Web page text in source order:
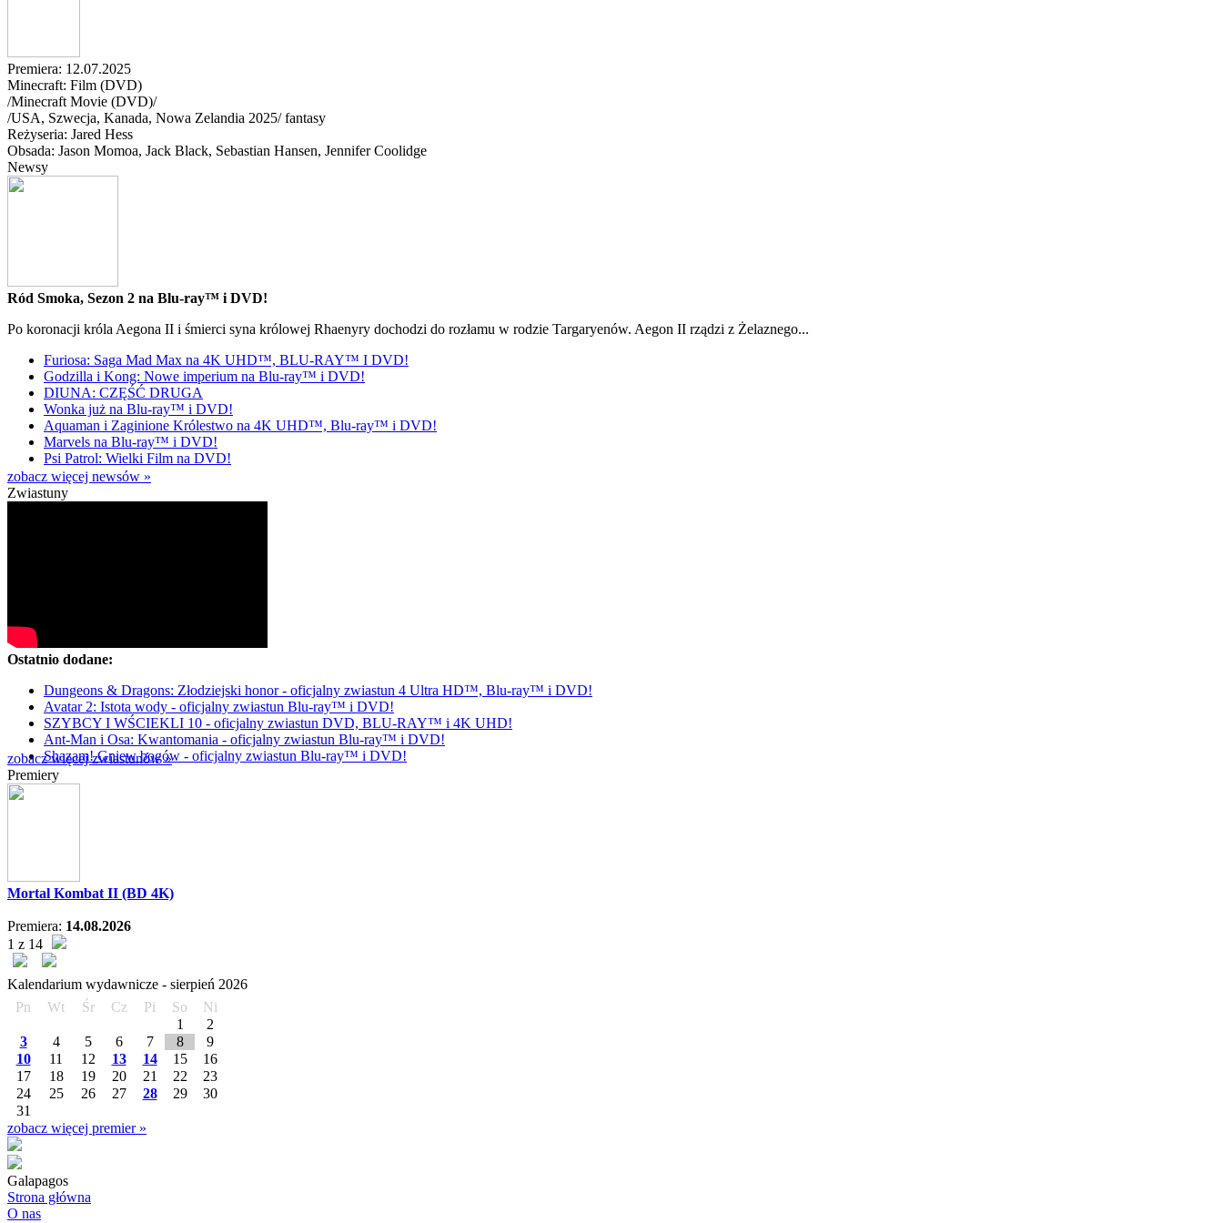
Premiera: 12.07.2025
Minecraft: Film (DVD)
/Minecraft Movie (DVD)/
/USA, Szwecja, Kanada, Nowa Zelandia 2025/fantasy
Reżyseria: Jared Hess
Obsada: Jason Momoa, Jack Black, Sebastian Hansen, Jennifer Coolidge
Newsy
Ród Smoka, Sezon 2 na Blu-ray™ i DVD!
Po koronacji króla Aegona II i śmierci syna królowej Rhaenyry dochodzi do rozłamu w rodzie Targaryenów. Aegon II rządzi z Żelaznego...
Furiosa: Saga Mad Max na 4K UHD™, BLU-RAY™ I DVD!
Godzilla i Kong: Nowe imperium na Blu-ray™ i DVD!
DIUNA: CZĘŚĆ DRUGA
Wonka już na Blu-ray™ i DVD!
Aquaman i Zaginione Królestwo na 4K UHD™, Blu-ray™ i DVD!
Marvels na Blu-ray™ i DVD!
Psi Patrol: Wielki Film na DVD!
zobacz więcej newsów »
Zwiastuny
Ostatnio dodane:
Dungeons & Dragons: Złodziejski honor - oficjalny zwiastun 4 Ultra HD™, Blu-ray™ i DVD!
Avatar 2: Istota wody - oficjalny zwiastun Blu-ray™ i DVD!
SZYBCY I WŚCIEKLI 10 - oficjalny zwiastun DVD, BLU-RAY™ i 4K UHD!
Ant-Man i Osa: Kwantomania - oficjalny zwiastun Blu-ray™ i DVD!
Shazam! Gniew bogów - oficjalny zwiastun Blu-ray™ i DVD!
zobacz więcej zwiastunów »
Premiery
Mortal Kombat II (BD 4K)
Premiera: 14.08.2026
1 z 14
Kalendarium wydawnicze - sierpień 2026
Pn
Wt Śr Cz Pi So
Ni
1
2
3
4 5 6 7 8
9
10
11 12 13 14 15
16
17
18 19 20 21 22
23
24
25 26 27 28 29
30
31
zobacz więcej premier »
Galapagos
Strona główna
O nas